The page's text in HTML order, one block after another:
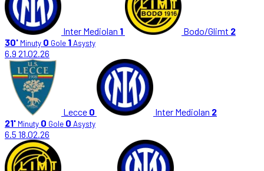
Inter Mediolan 1 Bodo/Glimt 2
30' Minuty 0 Gole 1Asysty
6.9 21.02.26
Lecce 0 Inter Mediolan 2
21' Minuty 0 Gole 0 Asysty
6.5 18.02.26